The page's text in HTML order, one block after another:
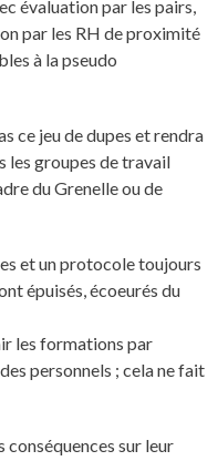
évaluation par les pairs,
par les RH de proximité
à la pseudo
ce jeu de dupes et rendra
les groupes de travail
du Grenelle ou de
et un protocole toujours
épuisés, écoeurés du
les formations par
personnels ; cela ne fait
conséquences sur leur